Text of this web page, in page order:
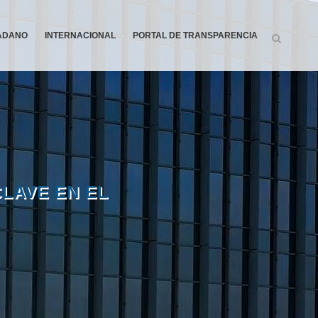
INTERNACIONAL PORTAL DE TRANSPARENCIA
EN EL